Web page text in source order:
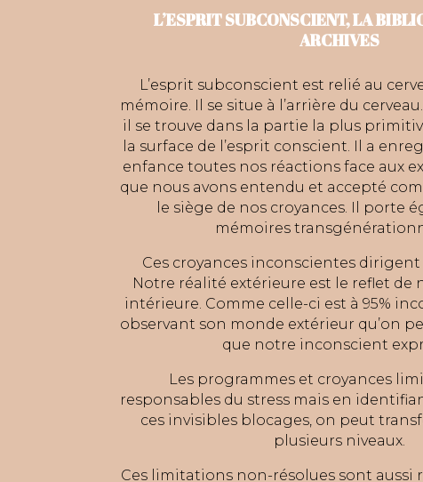
L’ESPRIT SUBCONSCIENT, LA
ARCHIVES
L’esprit subconscient est relié au
mémoire. Il se situe à l’arrière du
il se trouve dans la partie la plus
la surface de l’esprit conscient. Il a
enfance toutes nos réactions face aux
que nous avons entendu et accepté
le siège de nos croyances. Il porte
mémoires
Ces croyances inconscientes dirigent
Notre réalité extérieure est le reflet de
intérieure. Comme celle-ci est à 95%
observant son monde extérieur qu’on
que notre inconscient
Les programmes et croyances
responsables du stress mais en
ces invisibles blocages, on peut
plusieurs niveaux.
Ces limitations non-résolues sont aussi